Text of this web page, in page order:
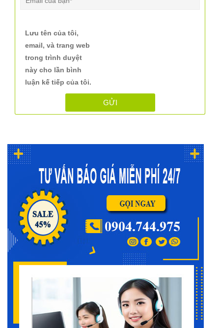
Lưu tên của tôi,
email, và trang web
trong trình duyệt
này cho lần bình
luận kế tiếp của tôi.